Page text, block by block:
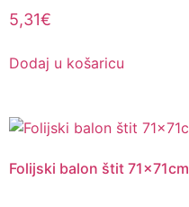
5,31€
Dodaj u košaricu
Folijski balon štit 71x71cm